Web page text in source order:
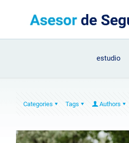
estudio
Categories Tags Authors